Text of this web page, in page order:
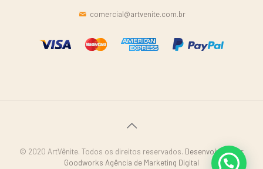
comercial@artvenite.com.br
© 2020 ArtVênite. Todos os direitos reservados. Desenvolvido por
Goodworks Agência de Marketing Digital